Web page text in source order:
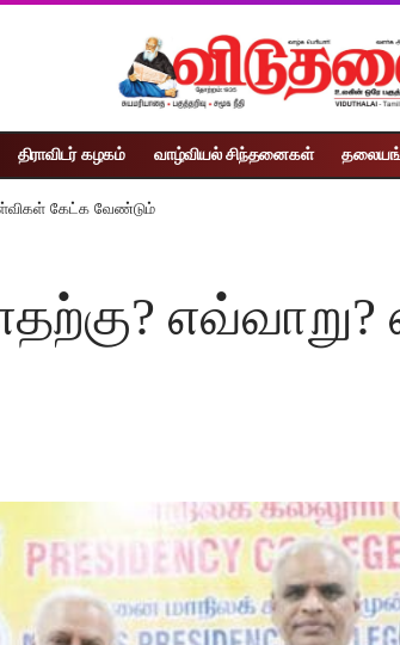
திராவிடர் கழகம் வாழ்வியல் சிந்தனைகள்
கேட்க வேண்டும்